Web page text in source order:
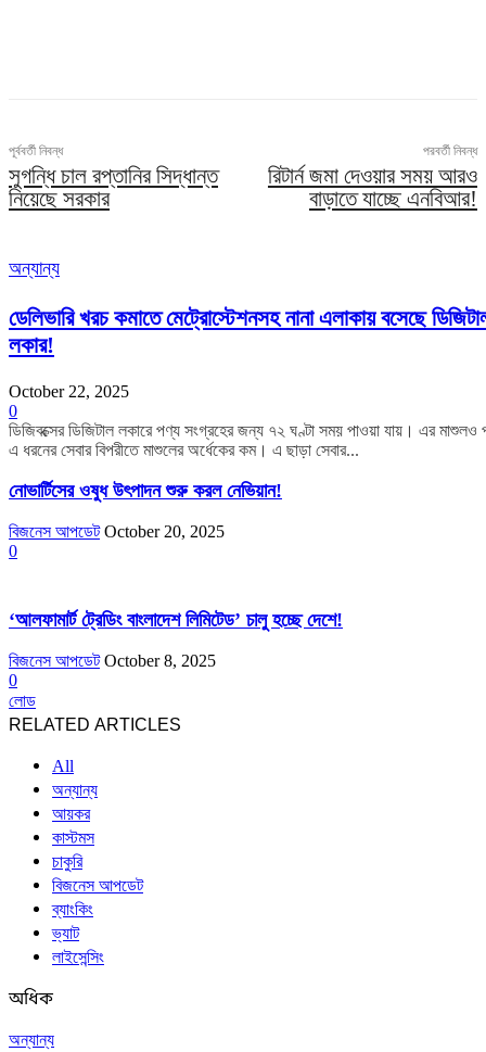
পূর্ববর্তী নিবন্ধ
সুগন্ধি চাল রপ্তানির সিদ্ধান্ত
নিয়েছে সরকার
পরবর্তী নিবন্ধ
রিটার্ন জমা দেওয়ার সময় আরও
বাড়াতে যাচ্ছে এনবিআর!
অন্যান্য
ডেলিভারি খরচ কমাতে মেট্রোস্টেশনসহ নানা এলাকায় বসেছে
লকার!
October 22, 2025
0
ডিজিবক্সের ডিজিটাল লকারে পণ্য সংগ্রহের জন্য ৭২ ঘণ্টা সময় পাওয়া যায়। এর মাশুলও
এ ধরনের সেবার বিপরীতে মাশুলের অর্ধেকের কম। এ ছাড়া সেবার...
নোভার্টিসের ওষুধ উৎপাদন শুরু করল নেভিয়ান!
বিজনেস আপডেট October 20, 2025
0
‘আলফামার্ট ট্রেডিং বাংলাদেশ লিমিটেড’ চালু হচ্ছে দেশে!
বিজনেস আপডেট October 8, 2025
0
লোড
RELATED ARTICLES
All
অন্যান্য
আয়কর
কাস্টমস
চাকুরি
বিজনেস আপডেট
ব্যাংকিং
ভ্যাট
লাইসেন্সিং
অধিক
অন্যান্য